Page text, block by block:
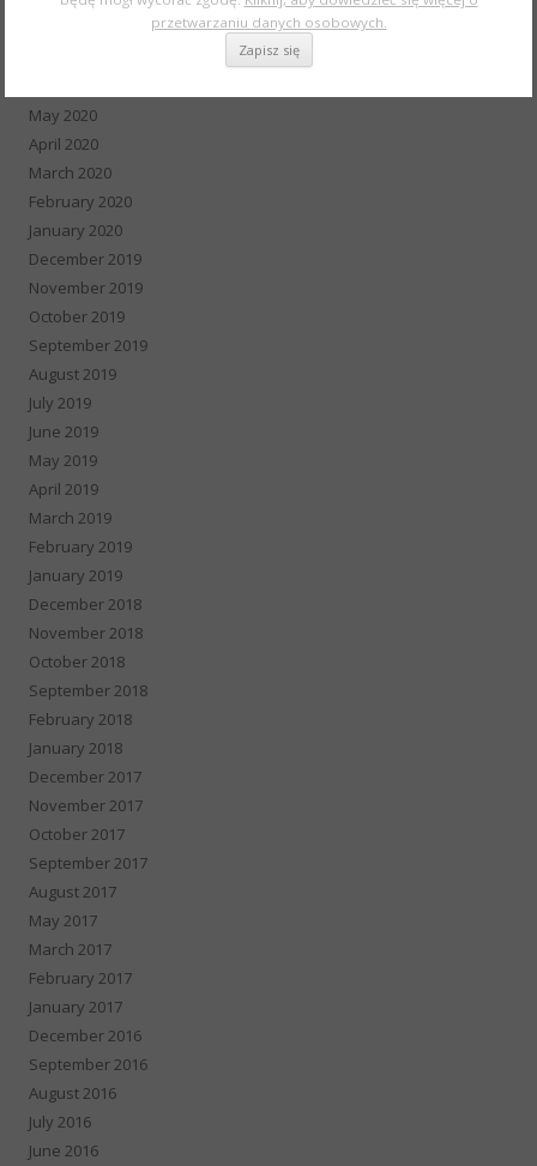
May 2020
April 2020
March 2020
February 2020
January 2020
December 2019
November 2019
October 2019
September 2019
August 2019
July 2019
June 2019
May 2019
April 2019
March 2019
February 2019
January 2019
December 2018
November 2018
October 2018
September 2018
February 2018
January 2018
December 2017
November 2017
October 2017
September 2017
August 2017
May 2017
March 2017
February 2017
January 2017
December 2016
September 2016
August 2016
July 2016
June 2016
przetwarzaniu danych osobowych.